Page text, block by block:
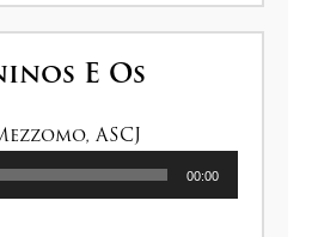
E Os
ASCJ
00:00